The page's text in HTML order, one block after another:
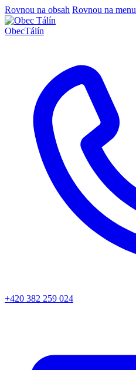
Rovnou na obsah Rovnou na menu
ObecTálín
+420 382 259 024